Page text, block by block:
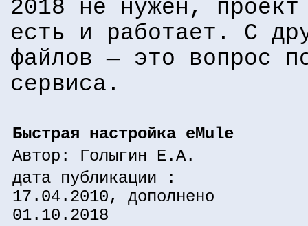
2018 не нужен,
есть и работает. С
файлов — это вопрос
сервиса.
Быстрая настройка eMule
Автор: Голыгин Е.А.
дата публикации :
17.04.2010, дополнено
01.10.2018